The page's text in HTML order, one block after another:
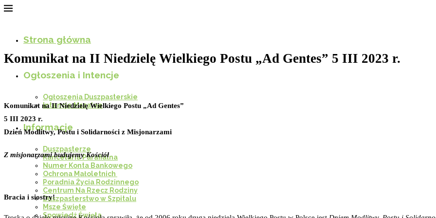
Strona główna
Ogłoszenia i Intencje
Ogłoszenia Duszpasterskie
Intencje Mszalne
Informacje
Duszpasterze
Kancelaria Parafialna
Numer Konta Bankowego
Ochrona Małoletnich
Poradnia Życia Rodzinnego
Centrum Na Rzecz Rodziny
Duszpasterstwo w Szpitalu
Msze Święte
Spowiedź Święta
Komunikat na II Niedzielę Wielkiego Postu „Ad Gentes” 5 III 2023 r.
Komunikat na II Niedzielę Wielkiego Postu „Ad Gentes”
5 III 2023 r.
Dzień Modlitwy, Postu i Solidarności z Misjonarzami
Z misjonarzami budujemy Kościół
Bracia i siostry!